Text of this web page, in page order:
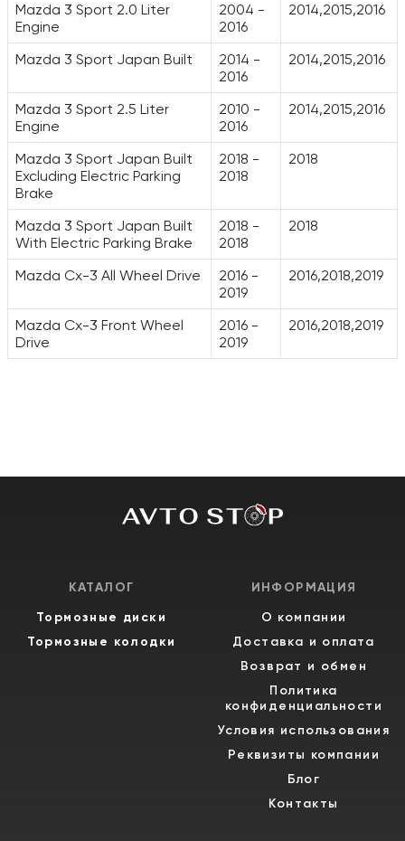
Mazda 3 Sport 2.0 Liter
Engine
2004 -
2016
2014,2015,2016
Mazda 3 Sport Japan Built
2014 -
2016
2014,2015,2016
Mazda 3 Sport 2.5 Liter
Engine
2010 -
2016
2014,2015,2016
Mazda 3 Sport Japan Built
Excluding Electric Parking
Brake
2018 -
2018
2018
Mazda 3 Sport Japan Built
With Electric Parking Brake
2018 -
2018
2018
Mazda Cx-3 All Wheel Drive
2016 -
2019
2016,2018,2019
Mazda Cx-3 Front Wheel
Drive
2016 -
2019
2016,2018,2019
КАТАЛОГ
Тормозные диски
Тормозные колодки
ИНФОРМАЦИЯ
О компании
Доставка и оплата
Возврат и обмен
Политика
конфиденциальности
Условия использования
Реквизиты компании
Блог
Контакты